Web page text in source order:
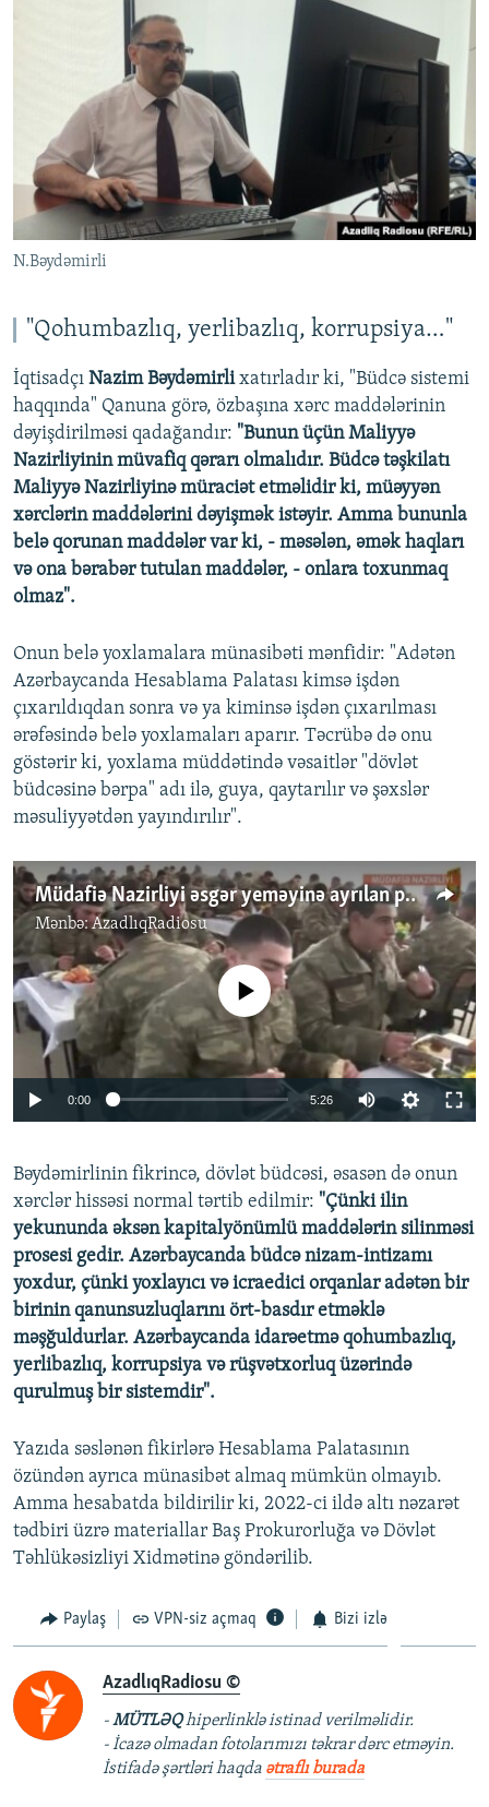
N.Bəydəmirli
"Qohumbazlıq, yerlibazlıq, korrupsiya…"
İqtisadçı Nazim Bəydəmirlixatırladır ki, "Büdcə sistemi
haqqında" Qanuna görə, özbaşına xərc maddələrinin
dəyişdirilməsi qadağandır: "Bunun üçün Maliyyə
Nazirliyinin müvafiq qərarı olmalıdır. Büdcə təşkilatı
Maliyyə Nazirliyinə müraciət etməlidir ki, müəyyən
xərclərin maddələrini dəyişmək istəyir. Amma bununla
belə qorunan maddələr var ki, - məsələn, əmək haqları
və ona bərabər tutulan maddələr, - onlara toxunmaq
olmaz".
Onun belə yoxlamalara münasibəti mənfidir: "Adətən
Azərbaycanda Hesablama Palatası kimsə işdən
çıxarıldıqdan sonra və ya kiminsə işdən çıxarılması
ərəfəsində belə yoxlamaları aparır. Təcrübə də onu
göstərir ki, yoxlama müddətində vəsaitlər "dövlət
büdcəsinə bərpa" adı ilə, guya, qaytarılır və şəxslər
məsuliyyətdən yayındırılır".
Müdafiə Nazirliyi əsgər yeməyinə ayrılan pulları necə xərcləyib?
Mənbə:AzadlıqRadiosu
Auto 240p 360p 480p
720p 1080p
No media source currently available
0:00 5:26 Auto
360p
480p
720p
1080p
Bəydəmirlinin fikrincə, dövlət büdcəsi, əsasən də onun
xərclər hissəsi normal tərtib edilmir: "Çünki ilin
yekununda əksən kapitalyönümlü maddələrin silinməsi
prosesi gedir. Azərbaycanda büdcə nizam-intizamı
yoxdur, çünki yoxlayıcı və icraedici orqanlar adətən bir
birinin qanunsuzluqlarını ört-basdır etməklə
məşğuldurlar. Azərbaycanda idarəetmə qohumbazlıq,
yerlibazlıq, korrupsiya və rüşvətxorluq üzərində
qurulmuş bir sistemdir".
Yazıda səslənən fikirlərə Hesablama Palatasının
özündən ayrıca münasibət almaq mümkün olmayıb.
Amma hesabatda bildirilir ki, 2022-ci ildə altı nəzarət
tədbiri üzrə materiallar Baş Prokurorluğa və Dövlət
Təhlükəsizliyi Xidmətinə göndərilib.
Paylaş VPN-siz açmaq Bizi izlə
AzadlıqRadiosu ©
-MÜTLƏQhiperlinklə istinad verilməlidir.
- İcazə olmadan fotolarımızı təkrar dərc etməyin.
İstifadə şərtləri haqda ətraflı burada